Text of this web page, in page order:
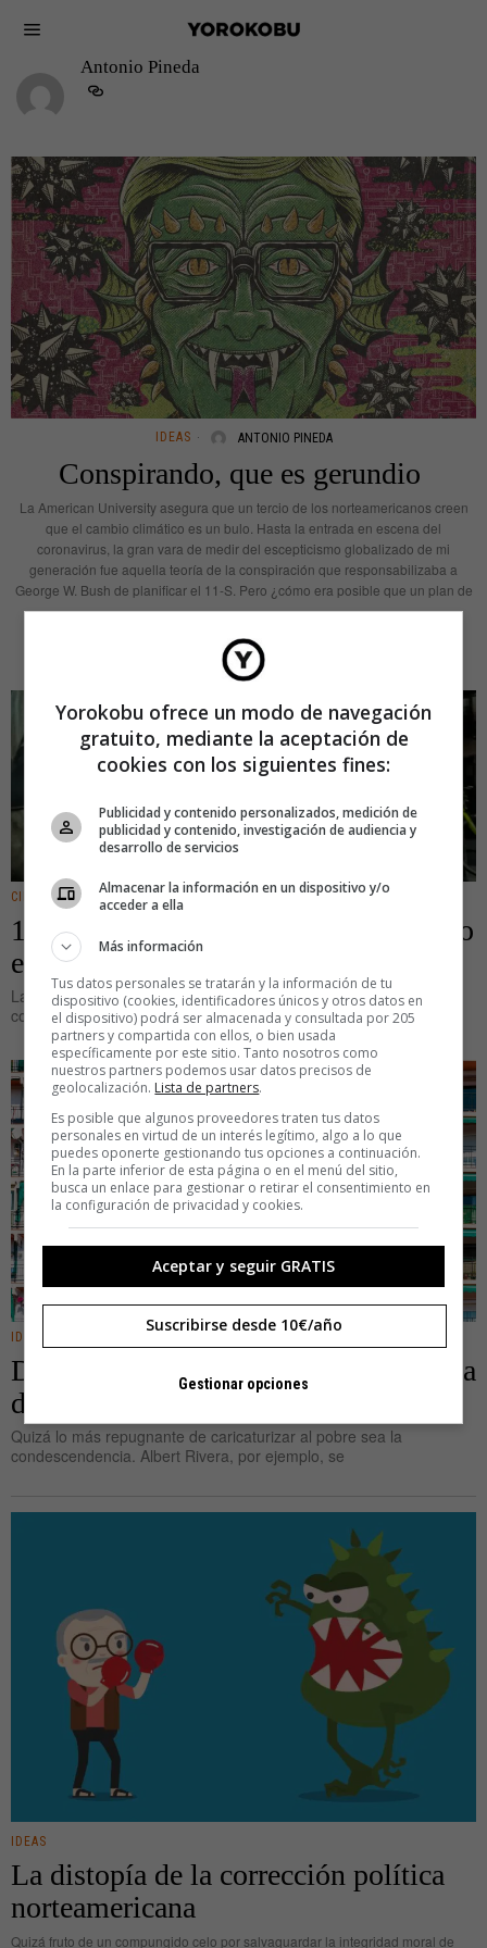
Antonio Pineda
IDEAS ANTONIO PINEDA
Conspirando, que es gerundio
La American University asegura que un tercio de los norteamericanos creen
que el cambio climático es un bulo. Hasta la entrada en escena del
coronavirus, la gran vara de medir del escepticismo globalizado de mi
generación fue aquella teoría de la conspiración que responsabilizaba a
George W. Bush de planificar el 11-S. Pero ¿cómo era posible que un plan de
CINE/TV
14 películas en las que estar encerrado
es la mejor opción
La ciencia ficción aventura hipótesis, plantea preguntas que la
cotidianeidad nos empaña. Cualquiera da por sentado
IDEAS
Del extrarradio al Parlamento: historia
del charnego
Quizá lo más repugnante de caricaturizar al pobre sea la
condescendencia. Albert Rivera, por ejemplo, se
IDEAS
La distopía de la corrección política
norteamericana
Quizá fruto de un compungido celo por salvaguardar la integridad moral de
Yorokobu ofrece un modo de navegación
gratuito, mediante la aceptación de
cookies con los siguientes fines:
Publicidad y contenido personalizados, medición de
publicidad y contenido, investigación de audiencia y
desarrollo de servicios
Almacenar la información en un dispositivo y/o
acceder a ella
Más información
Tus datos personales se tratarán y la información de tu
dispositivo (cookies, identificadores únicos y otros datos en
el dispositivo) podrá ser almacenada y consultada por 205
partners y compartida con ellos, o bien usada
específicamente por este sitio. Tanto nosotros como
nuestros partners podemos usar datos precisos de
geolocalización. Lista de partners.
Es posible que algunos proveedores traten tus datos
personales en virtud de un interés legítimo, algo a lo que
puedes oponerte gestionando tus opciones a continuación.
En la parte inferior de esta página o en el menú del sitio,
busca un enlace para gestionar o retirar el consentimiento en
la configuración de privacidad y cookies.
Aceptar y seguir GRATIS
Suscribirse desde 10€/año
Gestionar opciones